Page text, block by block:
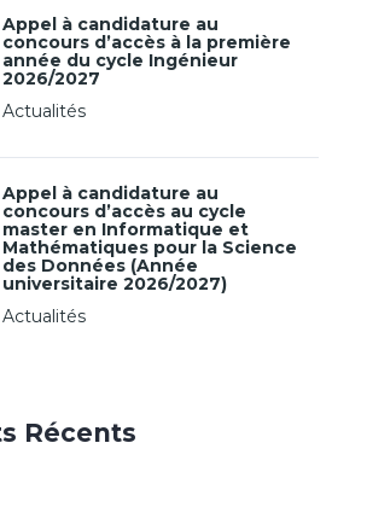
Appel à candidature au
concours d’accès à la première
année du cycle Ingénieur
2026/2027
Actualités
Appel à candidature au
concours d’accès au cycle
master en Informatique et
Mathématiques pour la Science
des Données (Année
universitaire 2026/2027)
Actualités
Récents